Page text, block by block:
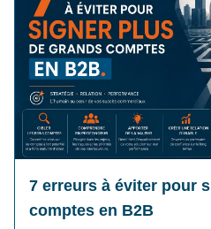
7 erreurs à éviter pour
comptes en B2B